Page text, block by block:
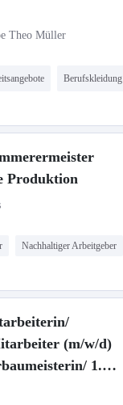
Theo Müller
Berufskleidung
Produktion
Nachhaltiger Arbeitgeber
(m/w/d)
1.
(m/w/d)